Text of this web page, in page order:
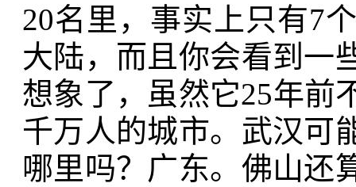
20名里，事实上只有7
大陆，而且你会看到一
想象了，虽然它25年前
千万人的城市。武汉可
哪里吗？广东。佛山还